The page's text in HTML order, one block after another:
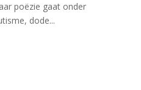
poëzie gaat onder
dode...